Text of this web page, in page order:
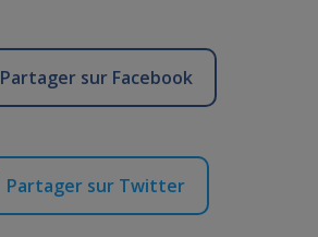
Partager sur Facebook
Partager sur Twitter